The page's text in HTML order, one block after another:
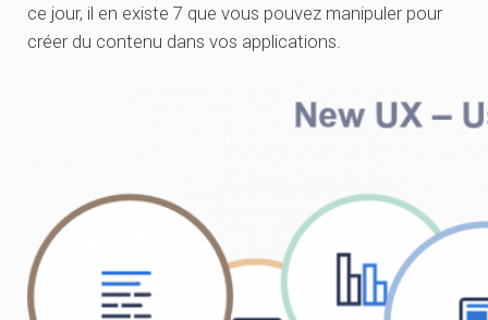
ce jour, il en existe 7 que vous pouvez manipuler pour
créer du contenu dans vos applications.